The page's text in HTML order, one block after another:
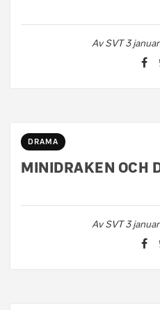
AvSVT 3
DRAMA
MINIDRAKEN OCH
AvSVT 3